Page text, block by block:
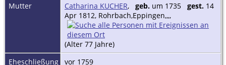
Mutter
Catharina KUCHER, geb. um 1735 gest. 14
Apr 1812, Rohrbach,Eppingen,,,,
(Alter 77 Jahre)
Eheschließung
vor 1759